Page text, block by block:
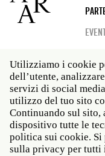
Social
media
Roma: Via Angelo
06 58461 · f 39 06
New York: 535 West
NY 10011 · t 212
Utilizziamo i cookie
dell’utente,
servizi di social
utilizzo del tuo sito
Continuando sul sito,
dispositivo tutte le
politica sui cookie. Si
sulla privacy per tutti